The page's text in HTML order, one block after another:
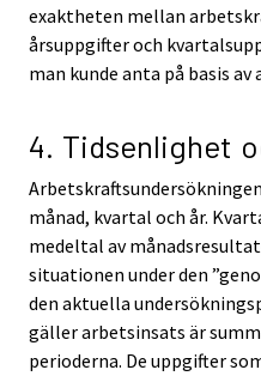
exaktheten mellan
årsuppgifter och
man kunde anta på basis
4. Tidsenlighet
månad, kvartal och år.
medeltal av
situationen under den
den aktuella
gäller arbetsinsats är
perioderna. De uppgifter